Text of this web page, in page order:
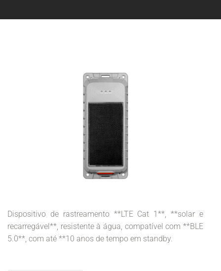
Dispositivo de rastreamento **LTE Cat 1**, **solar e
recarregável**, resistente à água, compatível com **BLE
5.0**, com até **10 anos de tempo em standby.